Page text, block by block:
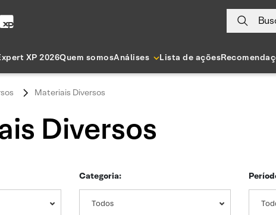
XP 2026Quem somosAnálises Lista de ações
Materiais Diversos
Diversos
Categoria:
Todos